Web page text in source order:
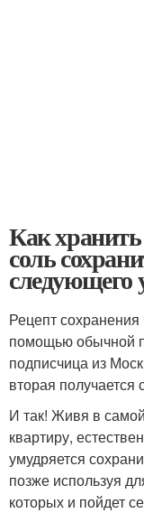
Как
соль
следующего
Рецепт
помощью обычной
подписчица из
вторая получается
И так! Живя в
квартиру,
умудряется
позже используя
которых и пойдет